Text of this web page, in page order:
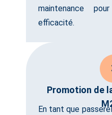
maintenance
efficacité.
Promotion de
En tant que